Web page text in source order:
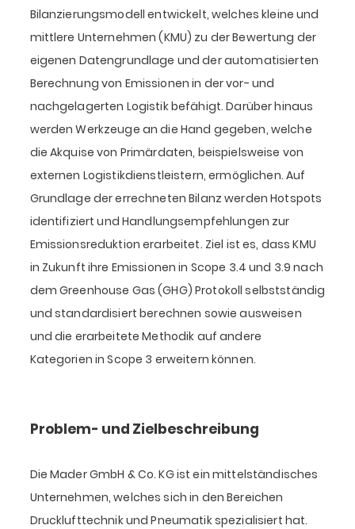
Bilanzierungsmodell entwickelt, welches kleine und
mittlere Unternehmen (KMU) zu der Bewertung der
eigenen Datengrundlage und der automatisierten
Berechnung von Emissionen in der vor- und
nachgelagerten Logistik befähigt. Darüber hinaus
werden Werkzeuge an die Hand gegeben, welche
die Akquise von Primärdaten, beispielsweise von
externen Logistikdienstleistern, ermöglichen. Auf
Grundlage der errechneten Bilanz werden Hotspots
identifiziert und Handlungsempfehlungen zur
Emissionsreduktion erarbeitet. Ziel ist es, dass KMU
in Zukunft ihre Emissionen in Scope 3.4 und 3.9 nach
dem Greenhouse Gas (GHG) Protokoll selbstständig
und standardisiert berechnen sowie ausweisen
und die erarbeitete Methodik auf andere
Kategorien in Scope 3 erweitern können.
Problem- und Zielbeschreibung
Die Mader GmbH & Co. KG ist ein mittelständisches
Unternehmen, welches sich in den Bereichen
Drucklufttechnik und Pneumatik spezialisiert hat.